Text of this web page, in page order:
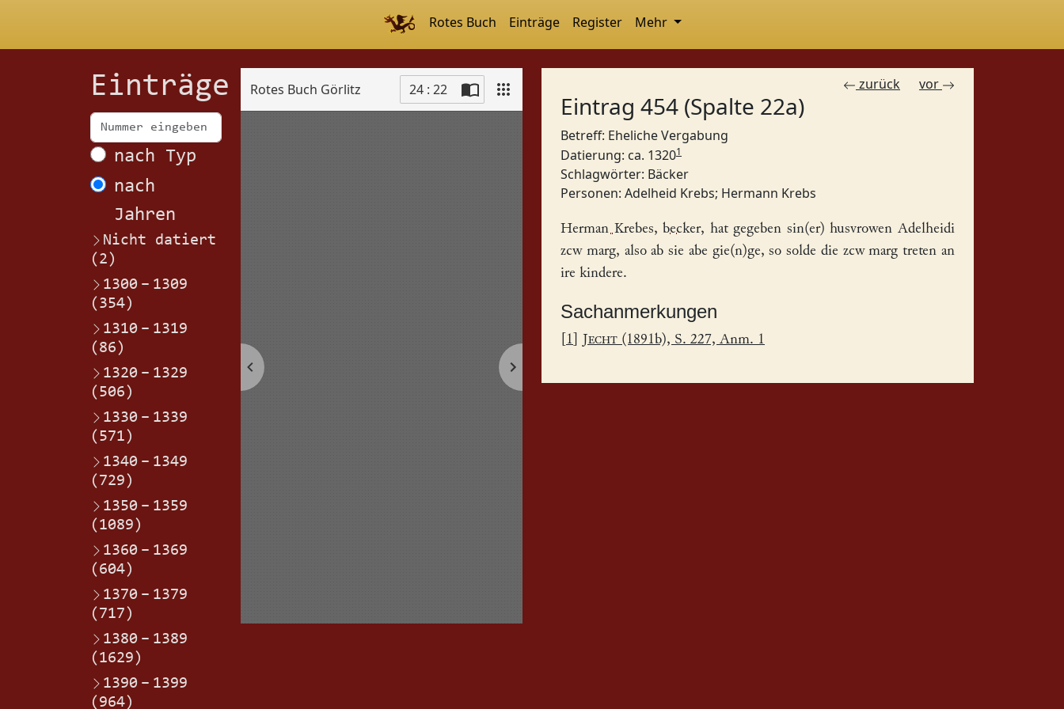
Rotes Buch Einträge Register Mehr
Einträge
nach Typ
nach
Jahren
Nicht datiert
(2)
1300 – 1309
(354)
1310 – 1319
(86)
1320 – 1329
(506)
1330 – 1339
(571)
1340 – 1349
(729)
1350 – 1359
(1089)
1360 – 1369
(604)
1370 – 1379
(717)
1380 – 1389
(1629)
1390 – 1399
(964)
Rotes Buch Görlitz 24 : 22 zurück vor
Eintrag 454 (Spalte 22a)
Betreff: Eheliche Vergabung
Datierung: ca. 13201
Schlagwörter: Bäcker
Personen: Adelheid Krebs; Hermann Krebs
Herman Krebes, becker, hat gegeben sin(er) husvrowenAdelheidi
zcw marg, also ab sie abe gie(n)ge, so solde die zcw marg treten an
ire kindere.
Sachanmerkungen
1 Jecht (1891b), S. 227, Anm. 1